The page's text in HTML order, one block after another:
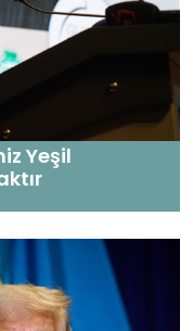
Yeşil